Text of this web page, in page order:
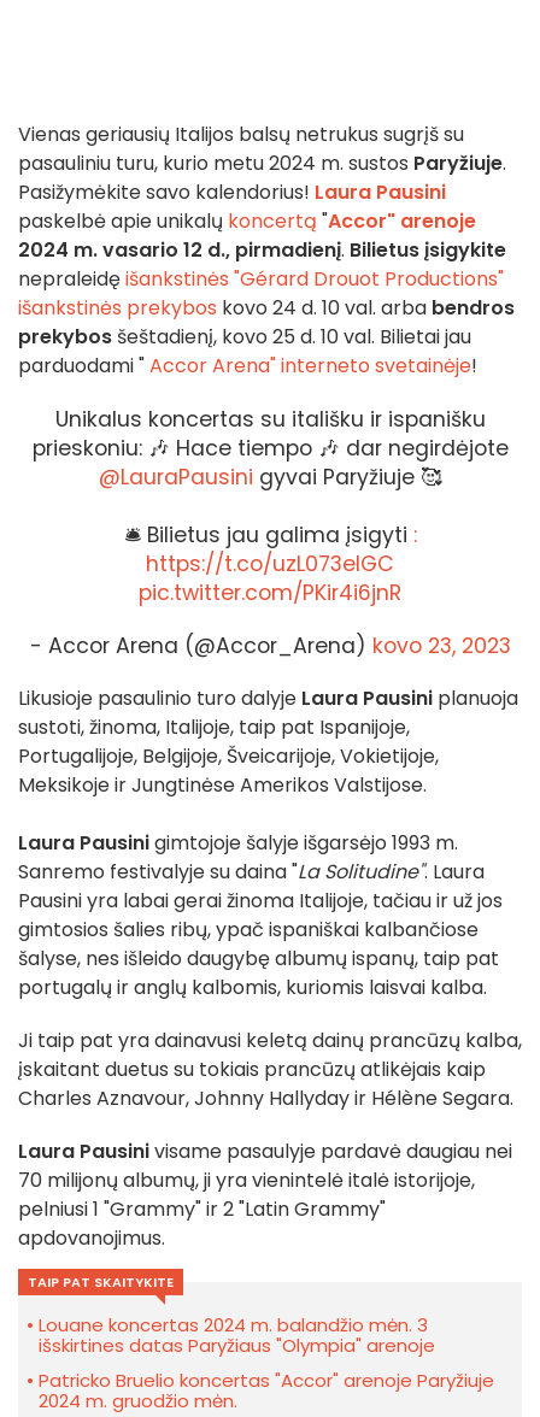
Vienas geriausių Italijos balsų netrukus sugrįš su
pasauliniu turu, kurio metu 2024 m. sustos Paryžiuje.
Pasižymėkite savo kalendorius! Laura Pausini
paskelbė apie unikalų koncertą "Accor" arenoje
2024 m. vasario 12 d., pirmadienį. Bilietus įsigykite
nepraleidęišankstinės "Gérard Drouot Productions"
išankstinės prekybos kovo 24 d. 10 val. arba bendros
prekybos šeštadienį, kovo 25 d. 10 val. Bilietai jau
parduodami "Accor Arena" interneto svetainėje!
Unikalus koncertas su itališku ir ispanišku
prieskoniu: 🎶 Hace tiempo 🎶 dar negirdėjote
@LauraPausini gyvai Paryžiuje 🥰
🛎️ Bilietus jau galima įsigyti :
https://t.co/uzL073eIGC
pic.twitter.com/PKir4i6jnR
- Accor Arena (@Accor_Arena) kovo 23, 2023
Likusioje pasaulinio turo dalyje Laura Pausini planuoja
sustoti, žinoma, Italijoje, taip pat Ispanijoje,
Portugalijoje, Belgijoje, Šveicarijoje, Vokietijoje,
Meksikoje ir Jungtinėse Amerikos Valstijose.
Laura Pausinigimtojoje šalyje išgarsėjo 1993 m.
Sanremo festivalyje su daina "La Solitudine". Laura
Pausini yra labai gerai žinoma Italijoje, tačiau ir už jos
gimtosios šalies ribų, ypač ispaniškai kalbančiose
šalyse, nes išleido daugybę albumų ispanų, taip pat
portugalų ir anglų kalbomis, kuriomis laisvai kalba.
Ji taip pat yra dainavusi keletą dainų prancūzų kalba,
įskaitant duetus su tokiais prancūzų atlikėjais kaip
Charles Aznavour, Johnny Hallyday ir Hélène Segara.
Laura Pausinivisame pasaulyje pardavė daugiau nei
70 milijonų albumų, ji yra vienintelė italė istorijoje,
pelniusi 1 "Grammy" ir 2 "Latin Grammy"
apdovanojimus.
TAIP PAT SKAITYKITE
Louane koncertas 2024 m. balandžio mėn. 3
išskirtines datas Paryžiaus "Olympia" arenoje
Patricko Bruelio koncertas "Accor" arenoje Paryžiuje
2024 m. gruodžio mėn.